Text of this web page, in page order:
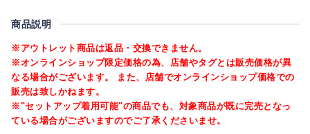
商品説明
※アウトレット商品は返品・交換できません。
※オンラインショップ限定価格の為、店舗やタグとは販売価格が異
なる場合がございます。 また、店舗でオンラインショップ価格での
販売は致しかねます。
※"セットアップ着用可能"の商品でも、対象商品が既に完売となっ
ている場合がございますのでご了承くださいませ。